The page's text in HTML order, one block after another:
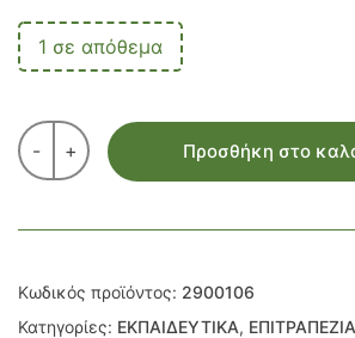
1 σε απόθεμα
- + Προσθήκη στο
Κωδικός προϊόντος: 2900106
Κατηγορίες: ΕΚΠΑΙΔΕΥΤΙΚΑ, ΕΠΙΤΡΑΠΕΖΙΑ